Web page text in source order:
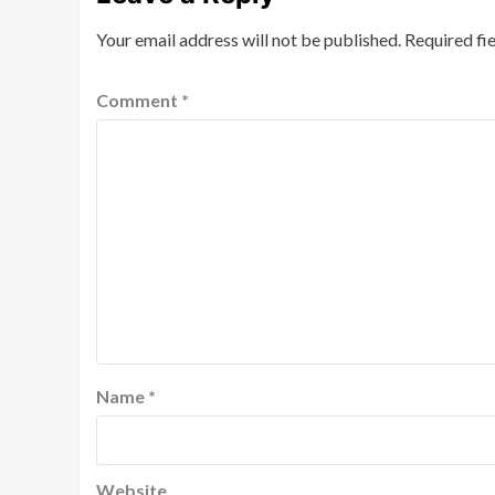
Your email address will not be published. Required
Comment *
Name *
Website